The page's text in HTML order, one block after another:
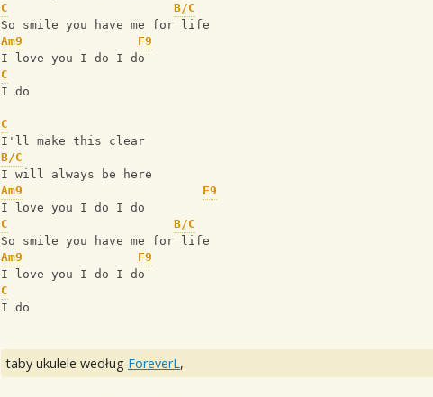
C
B/C
So smile you have me for life
Am9
F9
I love you I do I do
C
I do
C
I'll make this clear
B/C
I will always be here
Am9
F9
I love you I do I do
C
B/C
So smile you have me for life
Am9
F9
I love you I do I do
C
I do
taby ukulele według ForeverL,